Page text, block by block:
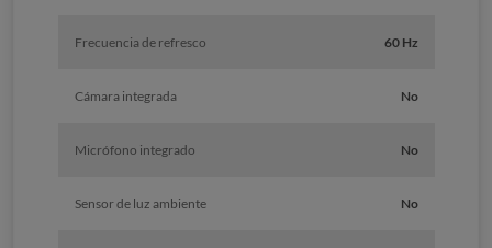
Frecuencia de refresco 60 Hz
Cámara integrada No
Micrófono integrado No
Sensor de luz ambiente No